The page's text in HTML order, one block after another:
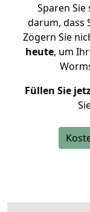
Sparen
darum, dass
Zögern Sie
heute, um
Füllen Sie